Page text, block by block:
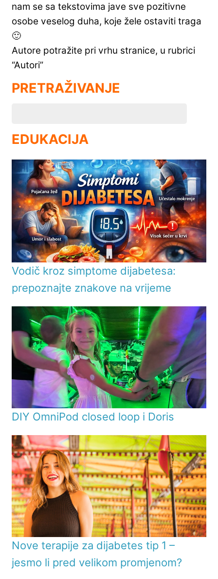
nam se sa tekstovima jave sve pozitivne
osobe veselog duha, koje žele ostaviti traga
🙂
Autore potražite pri vrhu stranice, u rubrici
“Autori”
PRETRAŽIVANJE
EDUKACIJA
Vodič kroz simptome dijabetesa:
prepoznajte znakove na vrijeme
DIY OmniPod closed loop i Doris
Nove terapije za dijabetes tip 1 –
jesmo li pred velikom promjenom?